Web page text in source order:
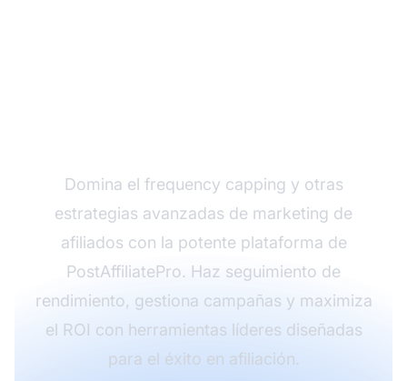
Domina el frequency capping y otras
estrategias avanzadas de marketing de
afiliados con la potente plataforma de
PostAffiliatePro. Haz seguimiento de
rendimiento, gestiona campañas y maximiza
el ROI con herramientas líderes diseñadas
para el éxito en afiliación.